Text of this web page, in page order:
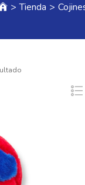
> Tienda >